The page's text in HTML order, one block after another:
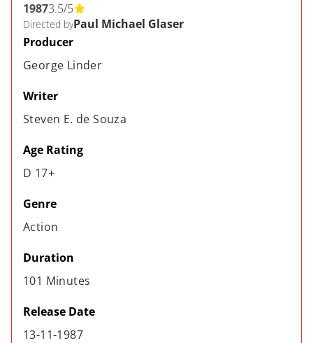
19873.5/5
Directed byPaul Michael Glaser
Producer
George Linder
Writer
Steven E. de Souza
Age Rating
D 17+
Genre
Action
Duration
101 Minutes
Release Date
13-11-1987